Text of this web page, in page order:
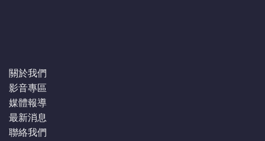
關於我們
影音專區
媒體報導
最新消息
聯絡我們